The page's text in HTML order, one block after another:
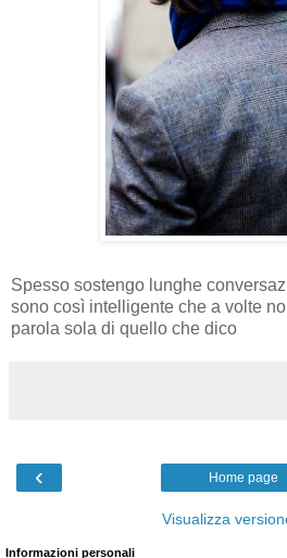
Spesso sostengo lunghe
sono così intelligente che a volte
parola sola di quello che dico
‹ Home page
Visualizza
Informazioni personali